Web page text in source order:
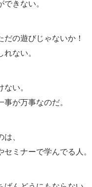
きない。
だの遊びじゃないか！
ない。
い。
が万事なのだ。
、
ミナーで学んでる人。